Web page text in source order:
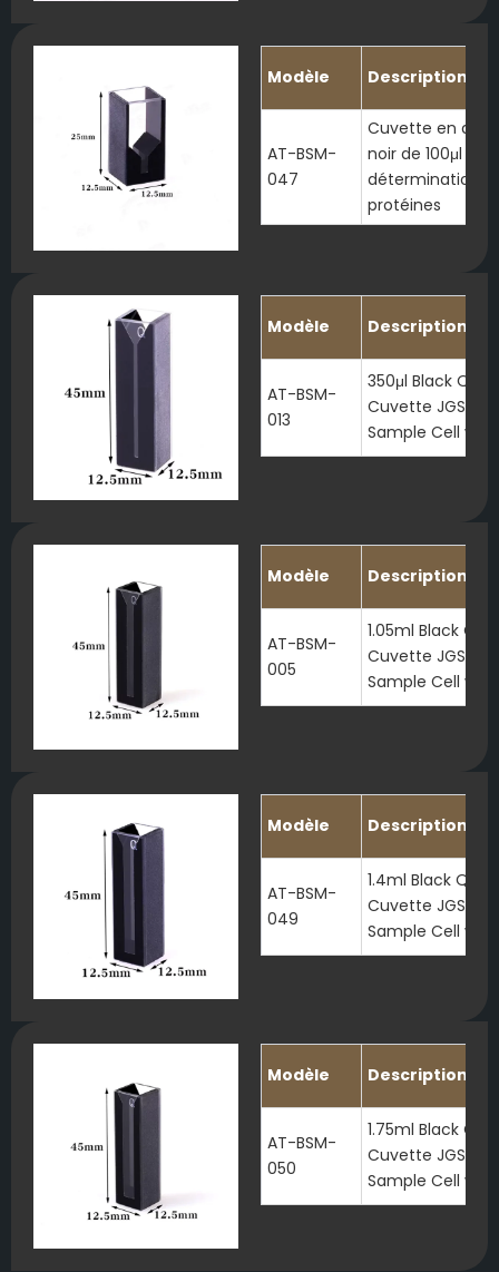
Modèle Description
AT-BSM-
047
Cuvette en
noir de 100μl
détermination
protéines
Modèle Description
AT-BSM-
013
350μl Black
Cuvette JGS1
Sample Cell with
Modèle Description
AT-BSM-
005
1.05ml Black
Cuvette JGS1
Sample Cell with
Modèle Description
AT-BSM-
049
1.4ml Black
Cuvette JGS1
Sample Cell with
Modèle Description
AT-BSM-
050
1.75ml Black
Cuvette JGS1
Sample Cell with